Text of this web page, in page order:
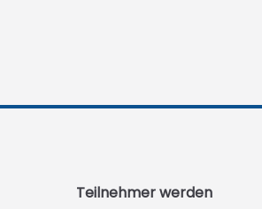
Teilnehmer werdenIndonesian
Urdu